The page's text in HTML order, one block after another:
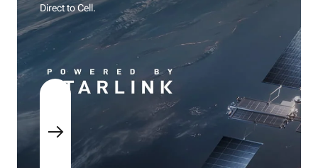
Direct to Cell.